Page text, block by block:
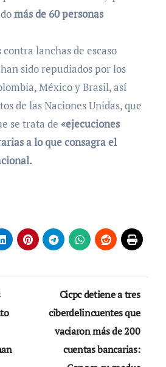
más de 60 personas
contra lanchas de escaso
sido repudiados por los
México y Brasil, así
de las Naciones Unidas, que
se trata de «ejecuciones
a lo que consagra el
Cicpc detiene a tres
ciberdelincuentes que
vaciaron más de 200
cuentas bancarias: